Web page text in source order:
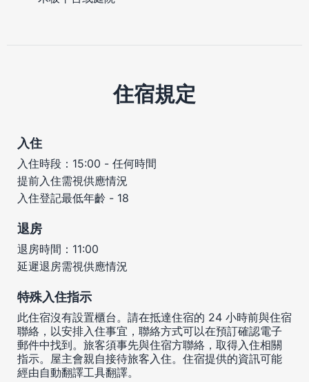
住宿規定
入住
入住時段：15:00 - 任何時間
提前入住需視供應情況
入住登記最低年齡 - 18
退房
退房時間：11:00
延遲退房需視供應情況
特殊入住指示
此住宿沒有設置櫃台。請在抵達住宿的 24 小時前與住宿
聯絡，以安排入住事宜，聯絡方式可以在預訂確認電子
郵件中找到。旅客須事先與住宿方聯絡，取得入住相關
指示。屋主會親自接待旅客入住。住宿提供的資訊可能
經由自動翻譯工具翻譯。